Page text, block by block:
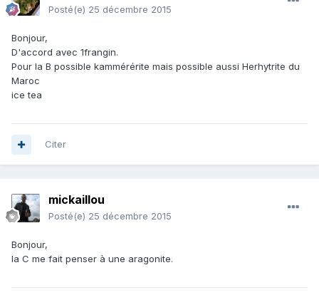
Posté(e) 25 décembre 2015
Bonjour,
D'accord avec 1frangin.
Pour la B possible kammérérite mais possible aussi Herhytrite du
Maroc
ice tea
Citer
mickaillou
Posté(e) 25 décembre 2015
Bonjour,
la C me fait penser à une aragonite.